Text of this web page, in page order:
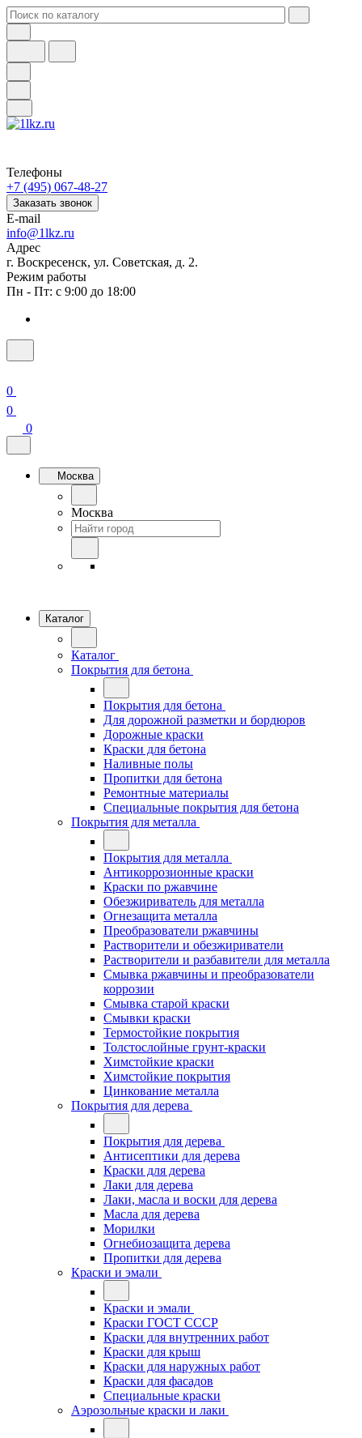
Телефоны
+7 (495) 067-48-27
Заказать звонок
E-mail
info@1lkz.ru
Адрес
г. Воскресенск, ул. Советская, д. 2.
Режим работы
Пн - Пт: с 9:00 до 18:00
0
0
0
Москва
Москва
Каталог
Каталог
Покрытия для бетона
Покрытия для бетона
Для дорожной разметки и бордюров
Дорожные краски
Краски для бетона
Наливные полы
Пропитки для бетона
Ремонтные материалы
Специальные покрытия для бетона
Покрытия для металла
Покрытия для металла
Антикоррозионные краски
Краски по ржавчине
Обезжириватель для металла
Огнезащита металла
Преобразователи ржавчины
Растворители и обезжириватели
Растворители и разбавители для металла
Смывка ржавчины и преобразователи
коррозии
Смывка старой краски
Смывки краски
Термостойкие покрытия
Толстослойные грунт-краски
Химстойкие краски
Химстойкие покрытия
Цинкование металла
Покрытия для дерева
Покрытия для дерева
Антисептики для дерева
Краски для дерева
Лаки для дерева
Лаки, масла и воски для дерева
Масла для дерева
Морилки
Огнебиозащита дерева
Пропитки для дерева
Краски и эмали
Краски и эмали
Краски ГОСТ СССР
Краски для внутренних работ
Краски для крыш
Краски для наружных работ
Краски для фасадов
Специальные краски
Аэрозольные краски и лаки